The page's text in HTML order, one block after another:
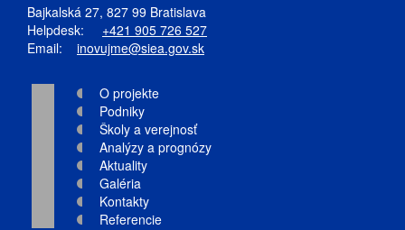
Bajkalská 27, 827 99 Bratislava
Helpdesk: +421 905 726 527
Email: inovujme@siea.gov.sk
O projekte
Podniky
Školy a verejnosť
Analýzy a prognózy
Aktuality
Galéria
Kontakty
Referencie